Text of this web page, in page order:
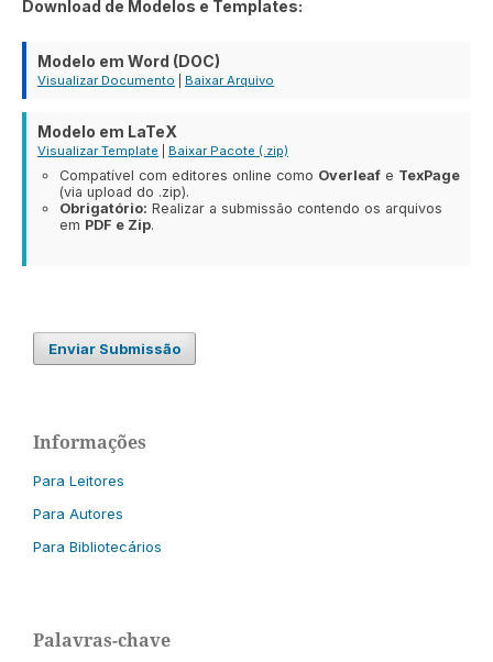
Download de Modelos e Templates:
Modelo em Word (DOC)
Visualizar Documento Baixar Arquivo
Modelo em LaTeX
Visualizar Template Baixar Pacote (.zip)
Compatível com editores online como Overleafe TexPage
(via upload do .zip).
Obrigatório: Realizar a submissão contendo os arquivos
em PDF e Zip.
Enviar Submissão
Informações
Para Leitores
Para Autores
Para Bibliotecários
Palavras-chave